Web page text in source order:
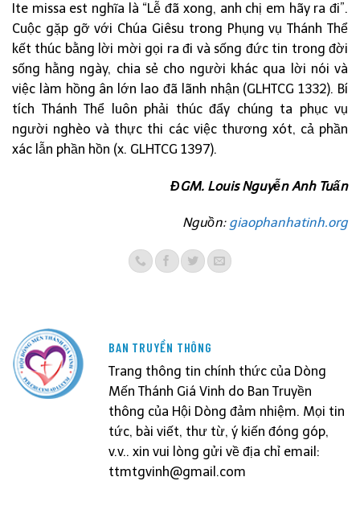
Ite missa est nghĩa là “Lễ đã xong, anh chị em hãy ra đi”.
Cuộc gặp gỡ với Chúa Giêsu trong Phụng vụ Thánh Thể
kết thúc bằng lời mời gọi ra đi và sống đức tin trong đời
sống hằng ngày, chia sẻ cho người khác qua lời nói và
việc làm hồng ân lớn lao đã lãnh nhận (GLHTCG 1332). Bí
tích Thánh Thể luôn phải thúc đẩy chúng ta phục vụ
người nghèo và thực thi các việc thương xót, cả phần
xác lẫn phần hồn (x. GLHTCG 1397).
ĐGM. Louis Nguyễn Anh Tuấn
Nguồn: giaophanhatinh.org
BAN TRUYỀN THÔNG
Trang thông tin chính thức của Dòng
Mến Thánh Giá Vinh do Ban Truyền
thông của Hội Dòng đảm nhiệm. Mọi tin
tức, bài viết, thư từ, ý kiến đóng góp,
v.v.. xin vui lòng gửi về địa chỉ email:
ttmtgvinh@gmail.com